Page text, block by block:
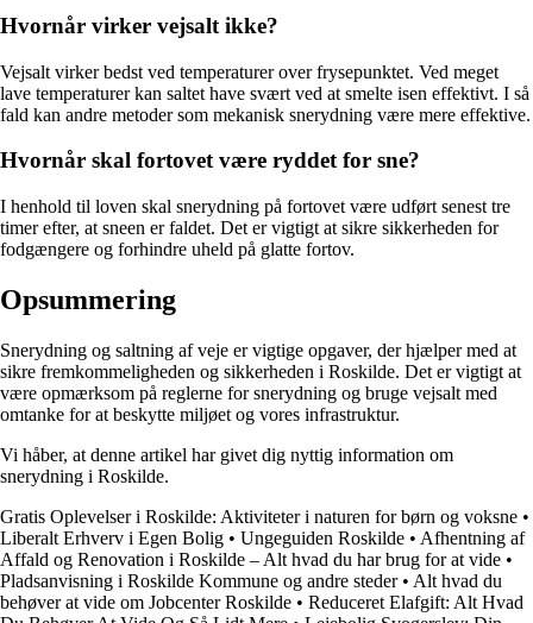
Hvornår virker vejsalt ikke?
Vejsalt virker bedst ved temperaturer over frysepunktet. Ved meget
lave temperaturer kan saltet have svært ved at smelte isen effektivt. I så
fald kan andre metoder som mekanisk snerydning være mere effektive.
Hvornår skal fortovet være ryddet for sne?
I henhold til loven skal snerydning på fortovet være udført senest tre
timer efter, at sneen er faldet. Det er vigtigt at sikre sikkerheden for
fodgængere og forhindre uheld på glatte fortov.
Opsummering
Snerydning og saltning af veje er vigtige opgaver, der hjælper med at
sikre fremkommeligheden og sikkerheden i Roskilde. Det er vigtigt at
være opmærksom på reglerne for snerydning og bruge vejsalt med
omtanke for at beskytte miljøet og vores infrastruktur.
Vi håber, at denne artikel har givet dig nyttig information om
snerydning i Roskilde.
Gratis Oplevelser i Roskilde: Aktiviteter i naturen for børn og voksne •
Liberalt Erhverv i Egen Bolig • Ungeguiden Roskilde • Afhentning af
Affald og Renovation i Roskilde – Alt hvad du har brug for at vide •
Pladsanvisning i Roskilde Kommune og andre steder• Alt hvad du
behøver at vide om Jobcenter Roskilde • Reduceret Elafgift: Alt Hvad